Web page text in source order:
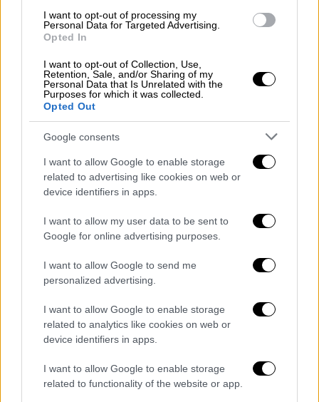
I want to opt-out of processing my
Personal Data for Targeted Advertising.
Opted In
I want to opt-out of Collection, Use,
Retention, Sale, and/or Sharing of my
Personal Data that Is Unrelated with the
Purposes for which it was collected.
Opted Out
Google consents
I want to allow Google to enable storage
related to advertising like cookies on web or
device identifiers in apps.
I want to allow my user data to be sent to
Google for online advertising purposes.
I want to allow Google to send me
personalized advertising.
I want to allow Google to enable storage
related to analytics like cookies on web or
device identifiers in apps.
I want to allow Google to enable storage
related to functionality of the website or app.
H συγκεκριμένη εκδήλωση έρχεται να σταθεί
στην κορυφή των προωθητικών
εκδηλώσεων του 50 GGW | More και
αποτελεί μια μοναδικήέκθεση-προβολή
κρασιών-νικητώνσε ένα key κομμάτι της
παγκόσμιας αγοράς, που απαρτίζεται από
opinion-leaders και opinion-makers οι οποίοι
προέρχονται από όλους τους καίριους
τομείς της αγοράς του κρασιού.
Τα κρασιά που θα δοκιμαστούν με
Alexakis Winery, Kotsifali, Crete
Alpha Estate, "Barba Yiannis Xinomavro Single
Vineyard'' 2019, Xinomavro, Amyndeo
Artemis Karamolegos Winery, Pyritis 2020,
Assyrtiko, Santorini
Athanasiou Winery, Thronos 2020, Agiorgitiko,
Nemea